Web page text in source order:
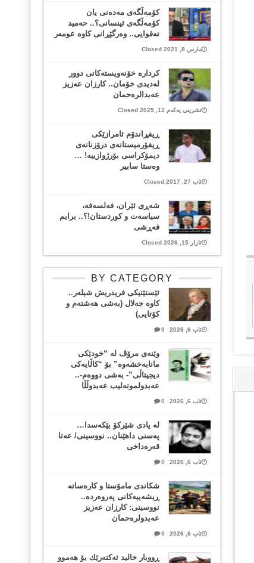
کۆمەڵگەی مەدەنی یان
کۆمەڵگەی ئینسانی؟.. حەمید
تەقوایی.. وەرگێڕانی کاوە عومەر
مارس 8, 2021 Closed
كردارە خۆنەویستەكانی دوور
لەدیدی خۆمان.. كارزان عەزیز
عەبدالرەحمان
تشرینی یەکەم 12, 2025 Closed
ڕیفڕاندۆم ئامرازێکی
ڕیفۆرمیستانەی درۆزنانەی
دیمۆکراسی بۆرژوازییە! …
وەستا سابیر
ئاب 27, 2017 Closed
شەڕی ئێران، فەلسەفە،
سیاسەت و کوردستان!؟.. برایم
فەڕشی
ئازار 15, 2026 Closed
BY CATEGORY
ئێستێتیکی فریدریش شیلەر..
کاوە جەلال (بەشی هەشتەم و
کۆتایی)
ئاب 6, 2026 0
وێنەی مرۆڤ لە “خودێکی
مانابەخشەوە” بۆ “کاڵایەکی
دیجیتاڵی”- بەشی دووەم-..
عەبدولموتەلیب عەبدوڵڵا
ئاب 6, 2026 0
لە یادی شێرکۆ بێکەسدا…
پەسنی داهێنان.. نووسینی/ عەتا
قەرەداخی
ئاب 6, 2026 0
شکاندی مامۆستا و کارەساتە
ڕیشەییەکانی پەروەردە..
نووسینی: کارزان عەزیز
عەبدولرەحمان
ئاب 6, 2026 0
ڕووبار خالید ئەكتەرێك بۆ هەموو